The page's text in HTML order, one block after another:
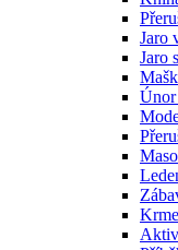
Jaro
Jaro